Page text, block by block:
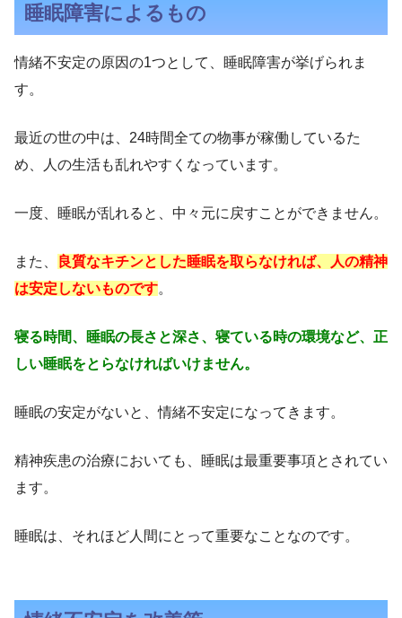
睡眠障害によるもの
情緒不安定の原因の1つとして、睡眠障害が挙げられま
す。
最近の世の中は、24時間全ての物事が稼働しているた
め、人の生活も乱れやすくなっています。
一度、睡眠が乱れると、中々元に戻すことができません。
また、
良質なキチンとした睡眠を取らなければ、人の精神
は安定しないものです。
寝る時間、睡眠の長さと深さ、寝ている時の環境など、正
しい睡眠をとらなければいけません。
睡眠の安定がないと、情緒不安定になってきます。
精神疾患の治療においても、睡眠は最重要事項とされてい
ます。
睡眠は、それほど人間にとって重要なことなのです。